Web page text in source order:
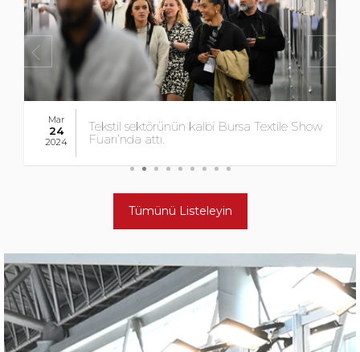
Feb
20
2024
KFA Fuarcılık Gulfood 2024’e İş Gezisi
Düzenledi.
Tümünü Listeleyin